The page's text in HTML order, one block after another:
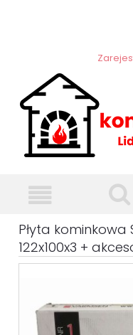
Płyta kominkowa
122x100x3 +